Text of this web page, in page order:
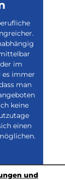
im
es immer
man
keine
einen
und